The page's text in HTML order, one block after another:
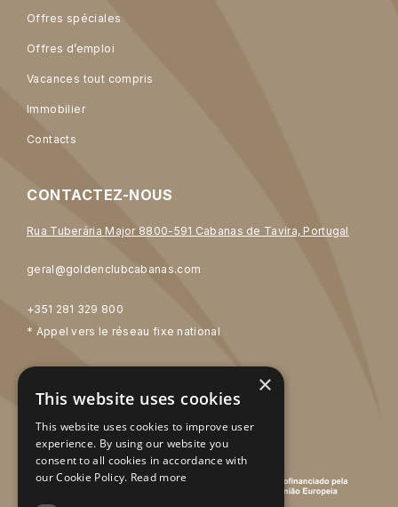
Offres spéciales
Offres d’emploi
Vacances tout compris
Immobilier
Contacts
CONTACTEZ-NOUS
Rua Tuberária Major 8800-591 Cabanas de Tavira, Portugal
geral@goldenclubcabanas.com
+351 281 329 800
* Appel vers le réseau fixe national
SOCIAL MEDIA ×
This website uses cookies
This website uses cookies to improve user
experience. By using our website you
consent to all cookies in accordance with
our Cookie Policy. Read more